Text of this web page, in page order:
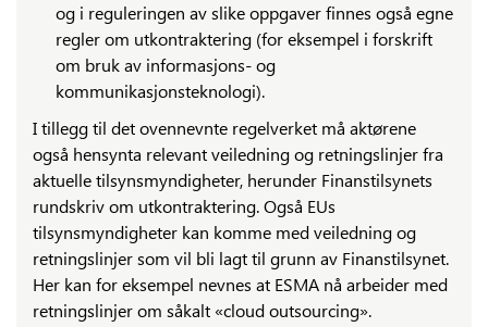
og i reguleringen av slike oppgaver finnes også egne
regler om utkontraktering (for eksempel i forskrift
om bruk av informasjons- og
kommunikasjonsteknologi).
I tillegg til det ovennevnte regelverket må aktørene
også hensynta relevant veiledning og retningslinjer fra
aktuelle tilsynsmyndigheter, herunder Finanstilsynets
rundskriv om utkontraktering. Også EUs
tilsynsmyndigheter kan komme med veiledning og
retningslinjer som vil bli lagt til grunn av Finanstilsynet.
Her kan for eksempel nevnes at ESMA nå arbeider med
retningslinjer om såkalt «cloud outsourcing».